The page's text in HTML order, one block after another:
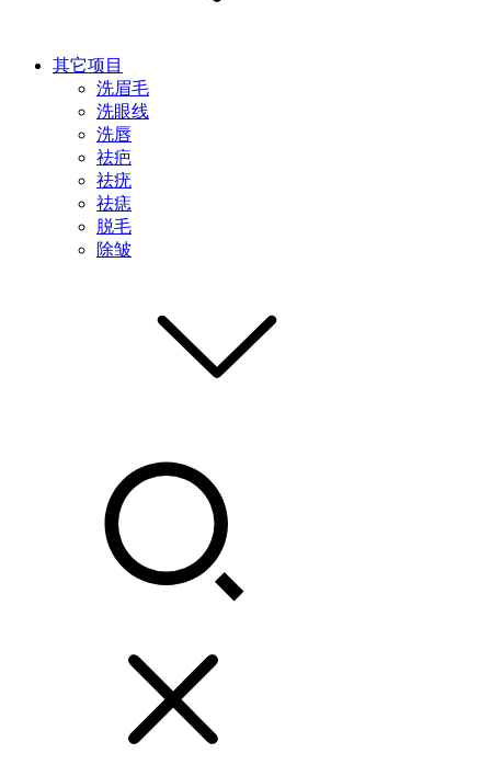
其它项目
洗眉毛
洗眼线
洗唇
祛疤
祛疣
祛痣
脱毛
除皱